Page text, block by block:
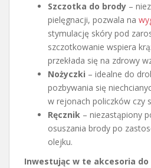
Szczotka do brody –
pielęgnacji, pozwala na
stymulację skóry pod
szczotkowanie wspiera
przekłada się na zdrowy
Nożyczki – idealne do
pozbywania się
w rejonach policzków czy
Ręcznik – niezastąpiony
osuszania brody po
olejku.
Inwestując w te akcesoria